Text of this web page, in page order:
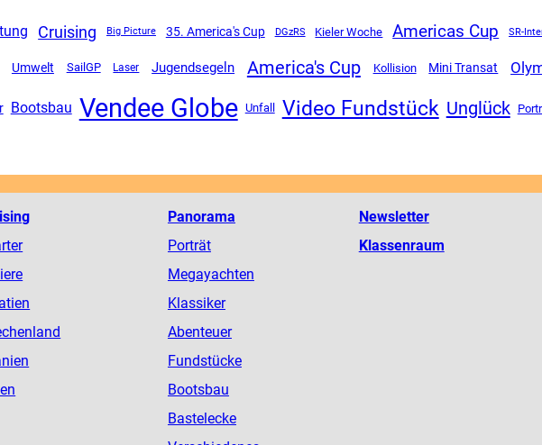
Cruising Big Picture 35. America's Cup DGzRS Kieler Woche Americas Cup SR-
Umwelt SailGP Laser Jugendsegeln America's Cup Kollision Mini Transat
Bootsbau Vendee Globe Unfall Video Fundstück Unglück
Panorama
Porträt
Megayachten
Klassiker
Abenteuer
Fundstücke
Bootsbau
Bastelecke
Newsletter
Klassenraum